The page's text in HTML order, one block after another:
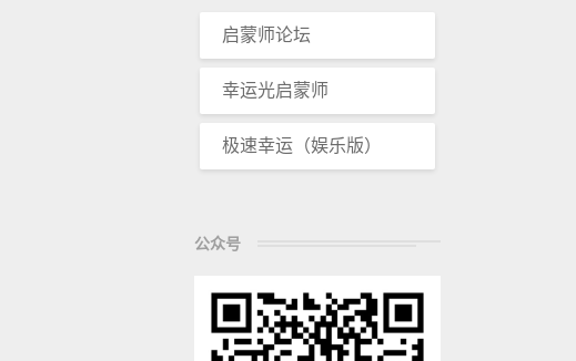
启蒙师论坛
幸运光启蒙师
极速幸运（娱乐版）
公众号